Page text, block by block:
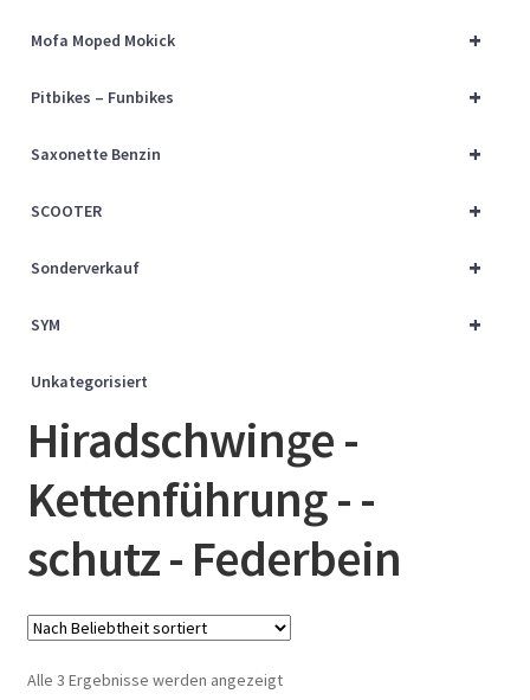
+
Mofa Moped Mokick
+
Pitbikes – Funbikes
+
Saxonette Benzin
+
SCOOTER
+
Sonderverkauf
+
SYM
Unkategorisiert
Hiradschwinge -
Kettenführung - -
schutz - Federbein
Alle 3 Ergebnisse werden angezeigtNach